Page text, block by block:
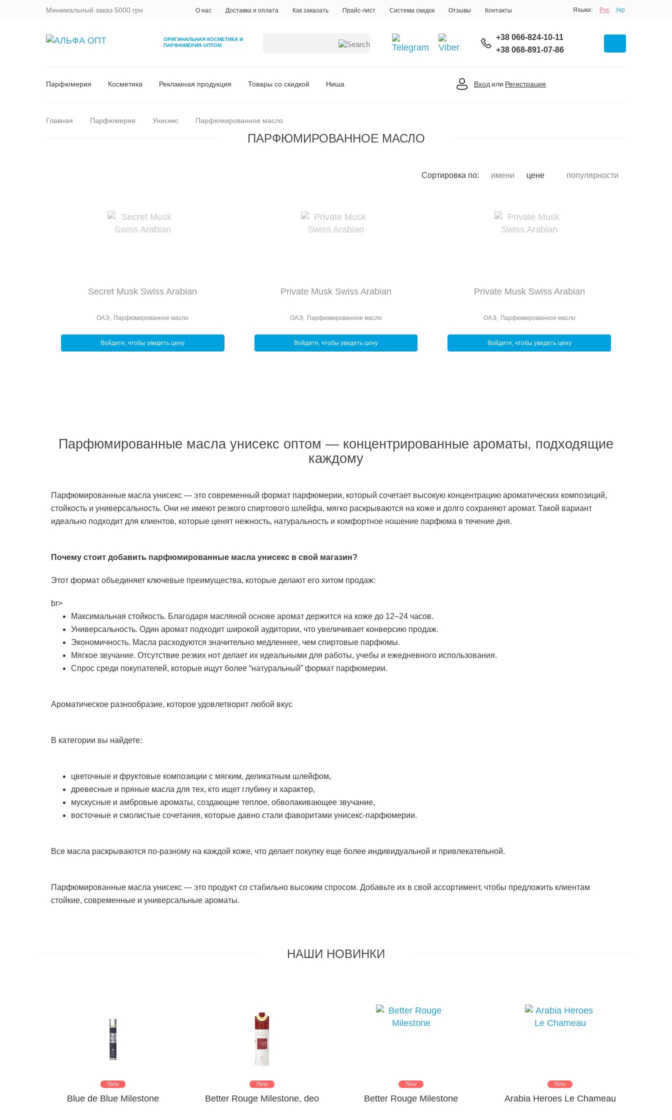
Минимальный заказ 5000 грн О нас Доставка и оплата Как заказать Прайс-лист Система скидок Отзывы Контакты Языки: Рус Укр
ОРИГИНАЛЬНАЯ КОСМЕТИКА И
ПАРФЮМЕРИЯ ОПТОМ
+38 066-824-10-11
+38 068-891-07-86
Парфюмерия Косметика Рекламная продукция Товары со скидкой Ниша Вход или Регистрация
Главная Парфюмерия Унисекс Парфюмированное масло
ПАРФЮМИРОВАННОЕ МАСЛО
Сортировка по: имени цене популярности
Secret Musk Swiss Arabian
Парфюмированное масло
ОАЭ,
Войдите, чтобы увидеть цену
Private Musk Swiss Arabian
Парфюмированное масло
ОАЭ,
Войдите, чтобы увидеть цену
Private Musk Swiss Arabian
Парфюмированное масло
ОАЭ,
Войдите, чтобы увидеть цену
Парфюмированные масла унисекс оптом — концентрированные ароматы, подходящие
каждому
Парфюмированные масла унисекс — это современный формат парфюмерии, который сочетает высокую концентрацию ароматических композиций,
стойкость и универсальность. Они не имеют резкого спиртового шлейфа, мягко раскрываются на коже и долго сохраняют аромат. Такой вариант
идеально подходит для клиентов, которые ценят нежность, натуральность и комфортное ношение парфюма в течение дня.
Почему стоит добавить парфюмированные масла унисекс в свой магазин?
Этот формат объединяет ключевые преимущества, которые делают его хитом продаж:
br>
Максимальная стойкость. Благодаря масляной основе аромат держится на коже до 12–24 часов.
Универсальность. Один аромат подходит широкой аудитории, что увеличивает конверсию продаж.
Экономичность. Масла расходуются значительно медленнее, чем спиртовые парфюмы.
Мягкое звучание. Отсутствие резких нот делает их идеальными для работы, учебы и ежедневного использования.
Спрос среди покупателей, которые ищут более “натуральный” формат парфюмерии.
Ароматическое разнообразие, которое удовлетворит любой вкус
В категории вы найдете:
цветочные и фруктовые композиции с мягким, деликатным шлейфом,
древесные и пряные масла для тех, кто ищет глубину и характер,
мускусные и амбровые ароматы, создающие теплое, обволакивающее звучание,
восточные и смолистые сочетания, которые давно стали фаворитами унисекс-парфюмерии.
Все масла раскрываются по-разному на каждой коже, что делает покупку еще более индивидуальной и привлекательной.
Парфюмированные масла унисекс — это продукт со стабильно высоким спросом. Добавьте их в свой ассортимент, чтобы предложить клиентам
стойкие, современные и универсальные ароматы.
НАШИ НОВИНКИ
New
Blue de Blue Milestone
New
Better Rouge Milestone, deo
New
Better Rouge Milestone
New
Arabia Heroes Le Chameau